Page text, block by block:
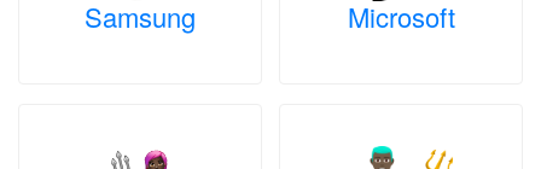
Samsung Microsoft